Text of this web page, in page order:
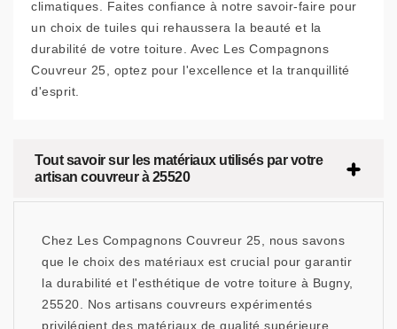
climatiques. Faites confiance à notre savoir-faire pour
un choix de tuiles qui rehaussera la beauté et la
durabilité de votre toiture. Avec Les Compagnons
Couvreur 25, optez pour l'excellence et la tranquillité
d'esprit.
Tout savoir sur les matériaux utilisés par votre
artisan couvreur à 25520
Chez Les Compagnons Couvreur 25, nous savons
que le choix des matériaux est crucial pour garantir
la durabilité et l'esthétique de votre toiture à Bugny,
25520. Nos artisans couvreurs expérimentés
privilégient des matériaux de qualité supérieure